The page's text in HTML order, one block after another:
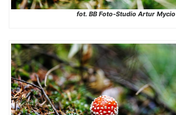
fot. BB Foto-Studio Artur Mycio